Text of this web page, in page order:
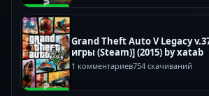
Grand Theft Auto V Legacy
игры (Steam)] (2015) by xatab
1 комментариев754 скачиваний